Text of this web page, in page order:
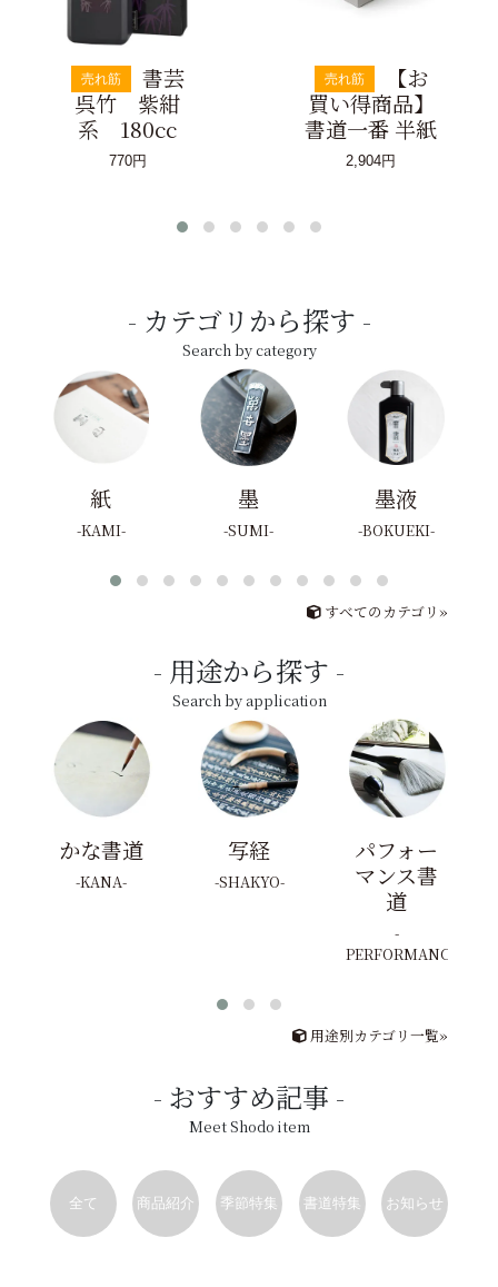
売れ筋
書芸
呉竹 紫紺
系 180cc
770円
売れ筋
【お
買い得商品】
書道一番 半紙
2,904円
カテゴリから探す
Search by category
紙
KAMI
墨
SUMI
墨液
BOKUEKI
すべてのカテゴリ»
用途から探す
Search by application
かな書道
KANA
写経
SHAKYO
パフォー
マンス書
道
PERFORMANCE
用途別カテゴリ一覧»
おすすめ記事
Meet Shodo item
全て 商品紹介 季節特集 書道特集 お知らせ